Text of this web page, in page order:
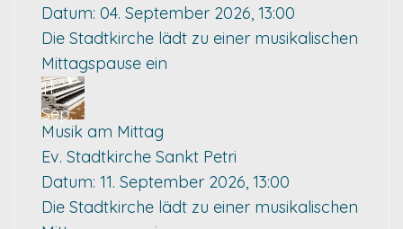
Datum: 04. September 2026, 13:00
Die Stadtkirche lädt zu einer musikalischen
Mittagspause ein
11
Sep.
Musik am Mittag
Ev. Stadtkirche Sankt Petri
Datum: 11. September 2026, 13:00
Die Stadtkirche lädt zu einer musikalischen